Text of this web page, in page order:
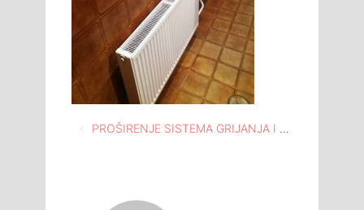
Navigacija
PROŠIRENJE SISTEMA GRIJANJA I ADAPTACIJA PROSTORIJA U SPOMEN DOMU “HUSINSKA BUNA”